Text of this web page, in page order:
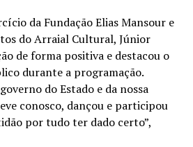
da Fundação Elias Mansour e
do Arraial Cultural, Júnior
de forma positiva e destacou o
durante a programação.
do Estado e da nossa
conosco, dançou e participou
por tudo ter dado certo”,